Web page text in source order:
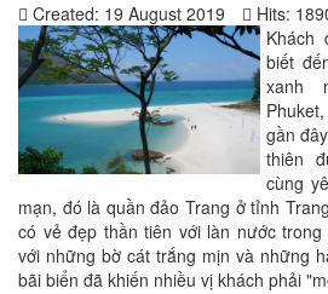
Created: 19 August 2019
Hits:
Khách
biết
xanh
gần
thiên
cùng
mạn, đó là quần đảo Trang ở tỉnh
có vẻ đẹp thần tiên với làn nước
với những bờ cát trắng mịn và những
bãi biển đã khiến nhiều vị khách phải